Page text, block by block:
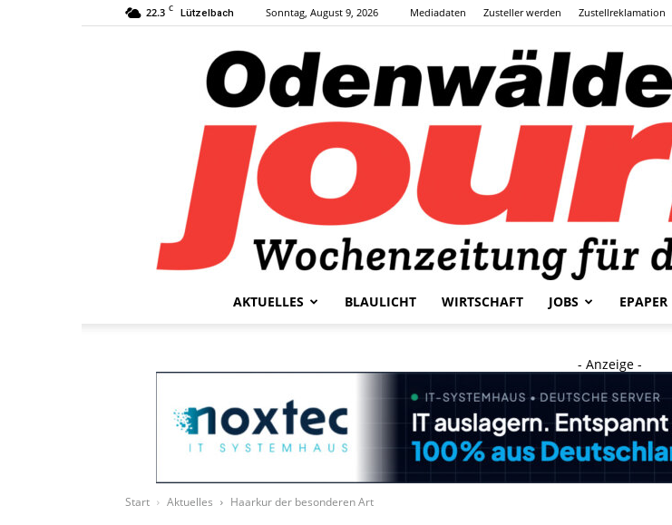
22.3 C Lützelbach Sonntag, August 9, 2026 Mediadaten Zusteller werden Zustellreklamation
Journal
AKTUELLES BLAULICHT WIRTSCHAFT JOBS EPAPER
- Anzeige -
Start Aktuelles Haarkur der besonderen Art